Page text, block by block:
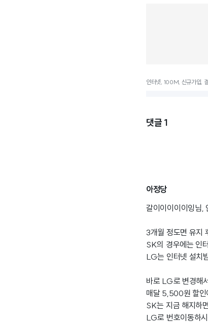
인터넷, 100M, 신규가입,
댓글 1
아정당
갈이이이이이잉님,
3개월 정도면 유지
SK의 경우에는 인
LG는 인터넷 설치
바로 LG로 변경해
매달 5,500원 할인
SK는 지금 해지하
LG로 번호이동하